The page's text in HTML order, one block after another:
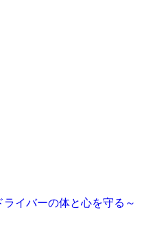
イバーの体と心を守る～